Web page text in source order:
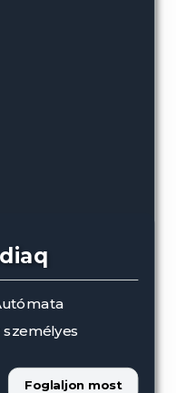
személyes
Foglaljon most